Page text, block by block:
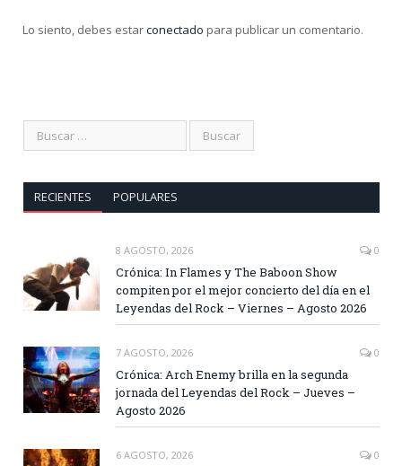
Lo siento, debes estarconectado para publicar un comentario.
RECIENTES POPULARES
8 AGOSTO, 2026 0
Crónica: In Flames y The Baboon Show
compiten por el mejor concierto del día en el
Leyendas del Rock – Viernes – Agosto 2026
7 AGOSTO, 2026 0
Crónica: Arch Enemy brilla en la segunda
jornada del Leyendas del Rock – Jueves –
Agosto 2026
6 AGOSTO, 2026 0